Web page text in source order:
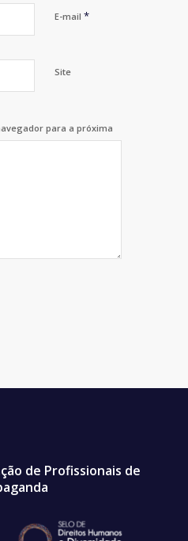
E-mail *
Site
para a próxima
de Profissionais de